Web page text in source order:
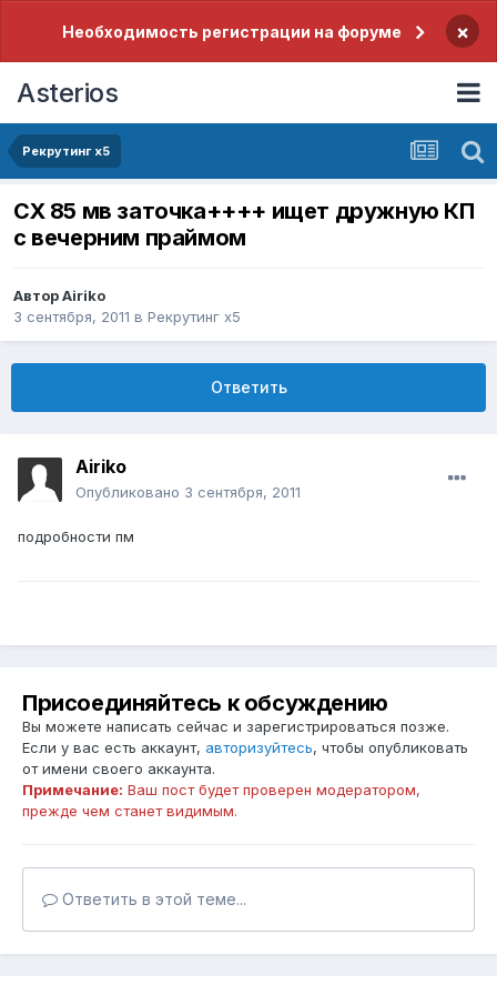
Необходимость регистрации на форуме ×
Asterios
Рекрутинг x5
CХ 85 мв заточка++++ ищет дружную КП
с вечерним праймом
АвторAiriko
3 сентября, 2011 в Рекрутинг x5
Ответить
Airiko
Опубликовано 3 сентября, 2011
подробности пм
Присоединяйтесь к обсуждению
Вы можете написать сейчас и зарегистрироваться позже.
Если у вас есть аккаунт, авторизуйтесь, чтобы опубликовать
от имени своего аккаунта.
Примечание: Ваш пост будет проверен модератором,
прежде чем станет видимым.
Ответить в этой теме...